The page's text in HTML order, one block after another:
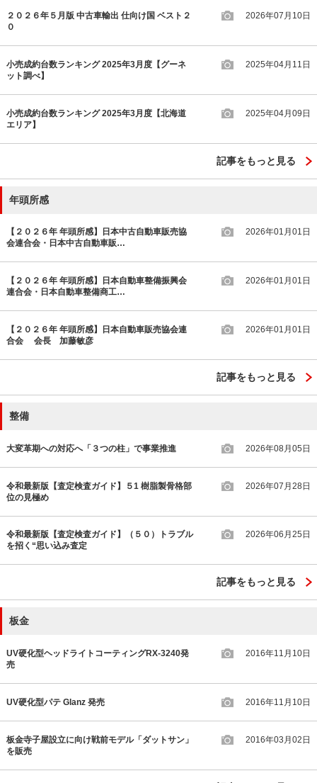
２０２６年５月版 中古車輸出 仕向け国 ベスト２
０
2026年07月10日
小売成約台数ランキング 2025年3月度【グーネ
ット調べ】
2025年04月11日
小売成約台数ランキング 2025年3月度【北海道
エリア】
2025年04月09日
記事をもっと見る
年頭所感
【２０２６年 年頭所感】日本中古自動車販売協
会連合会・日本中古自動車販…
2026年01月01日
【２０２６年 年頭所感】日本自動車整備振興会
連合会・日本自動車整備商工…
2026年01月01日
【２０２６年 年頭所感】日本自動車販売協会連
合会 会長 加藤敏彦
2026年01月01日
記事をもっと見る
整備
大変革期への対応へ「３つの柱」で事業推進 2026年08月05日
令和最新版【査定検査ガイド】５1 樹脂製骨格部
位の見極め
2026年07月28日
令和最新版【査定検査ガイド】（５０）トラブル
を招く“思い込み査定
2026年06月25日
記事をもっと見る
板金
UV硬化型ヘッドライトコーティングRX-3240発
売
2016年11月10日
UV硬化型パテ Glanz 発売 2016年11月10日
板金寺子屋設立に向け戦前モデル「ダットサン」
を販売
2016年03月02日